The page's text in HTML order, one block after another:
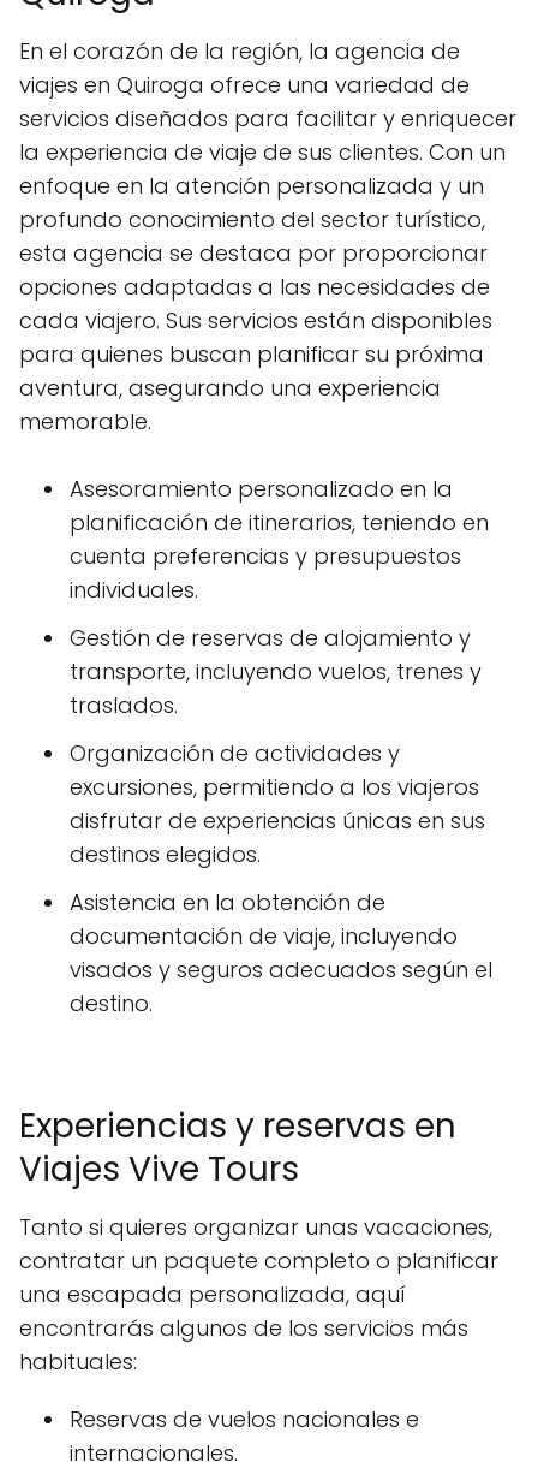
En el corazón de la región, la agencia de
viajes en Quiroga ofrece una variedad de
servicios diseñados para facilitar y enriquecer
la experiencia de viaje de sus clientes. Con un
enfoque en la atención personalizada y un
profundo conocimiento del sector turístico,
esta agencia se destaca por proporcionar
opciones adaptadas a las necesidades de
cada viajero. Sus servicios están disponibles
para quienes buscan planificar su próxima
aventura, asegurando una experiencia
memorable.
Asesoramiento personalizado en la
planificación de itinerarios, teniendo en
cuenta preferencias y presupuestos
individuales.
Gestión de reservas de alojamiento y
transporte, incluyendo vuelos, trenes y
traslados.
Organización de actividades y
excursiones, permitiendo a los viajeros
disfrutar de experiencias únicas en sus
destinos elegidos.
Asistencia en la obtención de
documentación de viaje, incluyendo
visados y seguros adecuados según el
destino.
Experiencias y reservas en
Viajes Vive Tours
Tanto si quieres organizar unas vacaciones,
contratar un paquete completo o planificar
una escapada personalizada, aquí
encontrarás algunos de los servicios más
habituales:
Reservas de vuelos nacionales e
internacionales.